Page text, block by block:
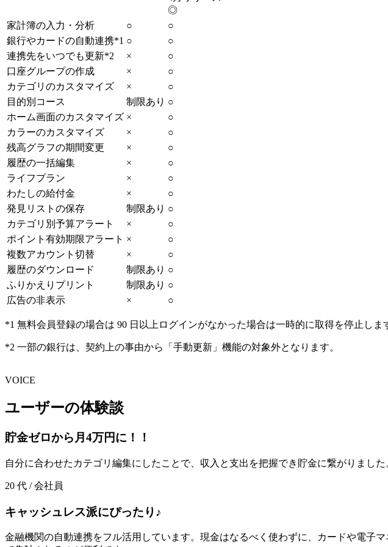
◎
家計簿の入力・分析
○
○
銀行やカードの自動連携*1 ○
○
連携先をいつでも更新*2
×
○
口座グループの作成
×
○
カテゴリのカスタマイズ
×
○
目的別コース
制限あり ○
ホーム画面のカスタマイズ ×
○
カラーのカスタマイズ
×
○
残高グラフの期間変更
×
○
履歴の一括編集
×
○
ライフプラン
×
○
わたしの給付金
×
○
発見リストの保存
制限あり ○
カテゴリ別予算アラート
×
○
ポイント有効期限アラート ×
○
複数アカウント切替
×
○
履歴のダウンロード
制限あり ○
ふりかえりプリント
制限あり ○
広告の非表示
× ○
*1 無料会員登録の場合は 90 日以上ログインがなかった場合は一時的に取得を停止し
*2 一部の銀行は、契約上の事由から「手動更新」機能の対象外となります。
VOICE
ユーザーの体験談
貯金ゼロから月4万円に！！
自分に合わせたカテゴリ編集にしたことで、収入と支出を把握でき貯金に繋がりまし
20 代 / 会社員
キャッシュレス派にぴったり♪
金融機関の自動連携をフル活用しています。現金はなるべく使わずに、カードや電子